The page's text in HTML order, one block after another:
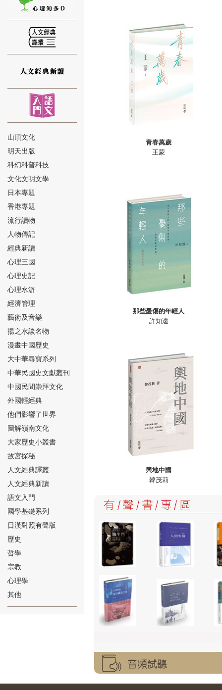
⑫
⑬
⑭
⑮
⑯
⑰
⑱
⑳
山頂文化
明天出版
科幻科普科技
文化文明文學
日本專題
香港專題
流行讀物
人物傳記
經典新讀
心理三國
心理史記
心理水滸
經濟管理
藝術及音樂
揚之水談名物
漫畫中國歷史
大中華尋寶系列
中華民國史文獻叢刊
中國民間崇拜文化
外國輕經典
他們影響了世界
圖解嶺南文化
大家歷史小叢書
故宮探秘
人文經典譯叢
人文經典新讀
語文入門
國學基礎系列
日漢對照有聲版
歷史
哲學
宗教
心理學
其他
山海獸——邀你來玩《爭霸山海經》
楊黎光／粵商：承載近代中國轉型之重
吳鉤／知宋：寫給女兒的大宋歷史
馬國川／和魂洋才：締造明治時代的
鍾南山談健康
陳翠玲/楊克惠 推介《野葫蘆引》（全
陳禹安／進化心理學：透視親密關係
青春萬歲
王蒙
那些憂傷的年輕人
許知遠
輿地中國
韓茂莉